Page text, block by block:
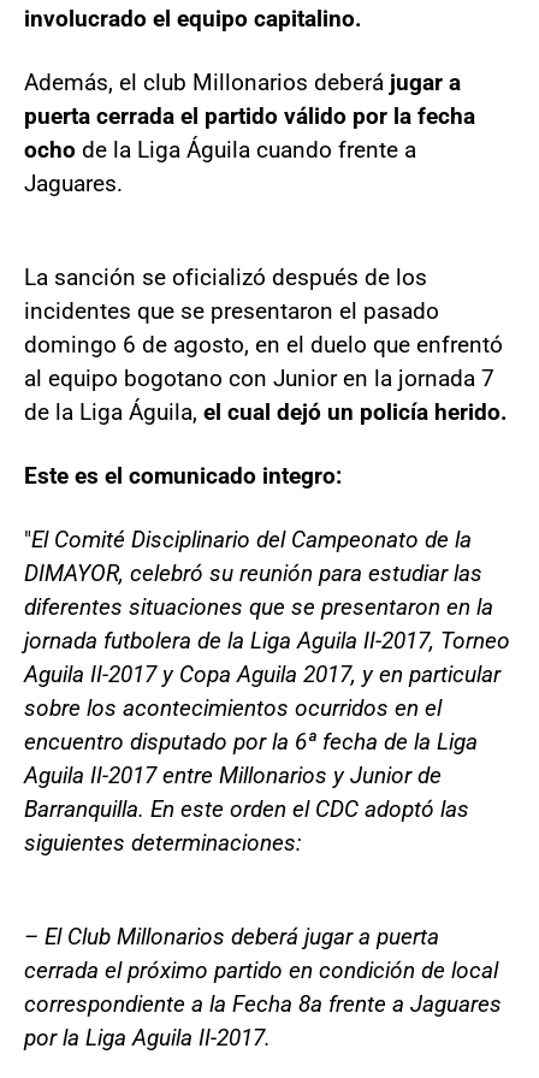
involucrado el equipo capitalino.
Además, el club Millonarios deberá jugar a
puerta cerrada el partido válido por la fecha
ocho de la Liga Águila cuando frente a
Jaguares.
La sanción se oficializó después de los
incidentes que se presentaron el pasado
domingo 6 de agosto, en el duelo que enfrentó
al equipo bogotano con Junior en la jornada 7
de la Liga Águila, el cual dejó un policía herido.
Este es el comunicado integro:
"El Comité Disciplinario del Campeonato de la
DIMAYOR, celebró su reunión para estudiar las
diferentes situaciones que se presentaron en la
jornada futbolera de la Liga Aguila II-2017, Torneo
Aguila II-2017 y Copa Aguila 2017, y en particular
sobre los acontecimientos ocurridos en el
encuentro disputado por la 6ª fecha de la Liga
Aguila II-2017 entre Millonarios y Junior de
Barranquilla. En este orden el CDC adoptó las
siguientes determinaciones:
– El Club Millonarios deberá jugar a puerta
cerrada el próximo partido en condición de local
correspondiente a la Fecha 8a frente a Jaguares
por la Liga Aguila II-2017.